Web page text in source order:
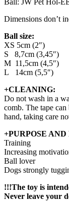
Dimensions don’t
Ball size:
XS 5cm (2″)
S 8,7cm (3,45″)
M 11,5cm (4,5″)
L 14cm (5,5″)
+CLEANING:
Do not wash in a
comb. The tape can
hand, taking care
+PURPOSE
Training
Increasing
Ball lover
Dogs strongly
!!!The toy is
Never leave your